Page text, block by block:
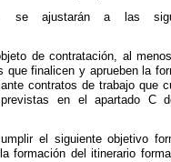
se ajustarán a las
de contratación, al
que finalicen y aprueben la
contratos de trabajo que
previstas en el apartado C
el siguiente objetivo
formación del itinerario